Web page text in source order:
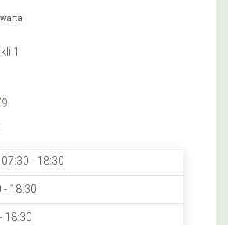
1
- 18:30
18:30
18:30